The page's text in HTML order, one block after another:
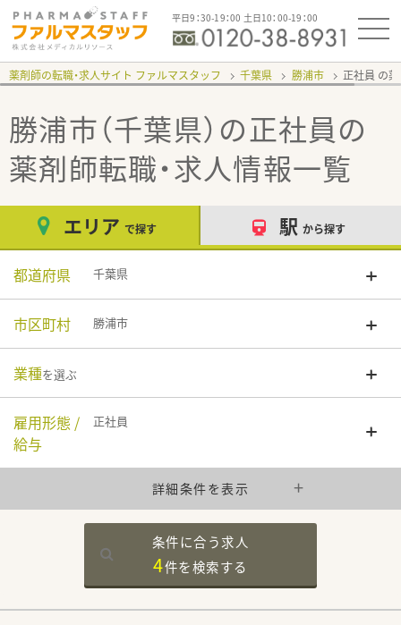
平日9：30-19：00 土日10：00-19：00
薬剤師の転職・求人サイト ファルマスタッフ 千葉県 勝浦市 正社員
勝浦市（千葉県）の正社員の
薬剤師転職・求人情報一覧
エリア で探す 駅 から探す
都道府県 千葉県
市区町村 勝浦市
業種を選ぶ
雇用形態 /
給与
正社員
詳細条件を表示
条件に合う求人
4件を検索する